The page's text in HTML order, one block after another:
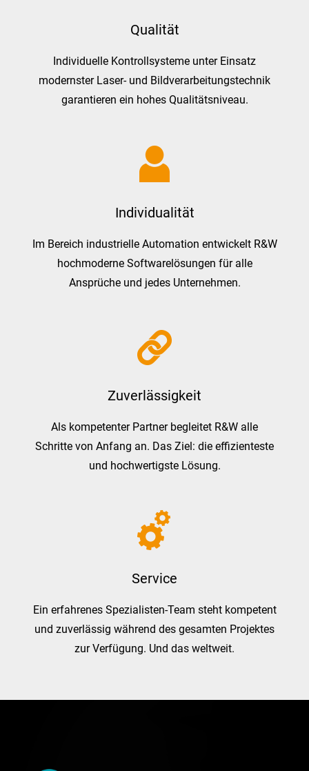
Qualität
Individuelle Kontrollsysteme unter Einsatz
modernster Laser- und Bildverarbeitungstechnik
garantieren ein hohes Qualitätsniveau.
Individualität
Im Bereich industrielle Automation entwickelt R&W
hochmoderne Softwarelösungen für alle
Ansprüche und jedes Unternehmen.
Zuverlässigkeit
Als kompetenter Partner begleitet R&W alle
Schritte von Anfang an. Das Ziel: die effizienteste
und hochwertigste Lösung.
Service
Ein erfahrenes Spezialisten-Team steht kompetent
und zuverlässig während des gesamten Projektes
zur Verfügung. Und das weltweit.